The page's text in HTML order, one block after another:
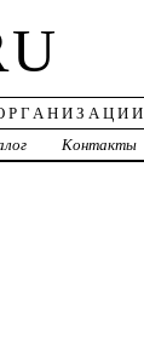
Контакты